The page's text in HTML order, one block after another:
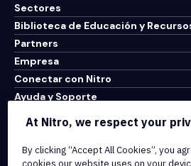
Sectores
Biblioteca de Educación y
Partners
Empresa
Conectar con Nitro
Ayuda y Soporte
Terms of Service
At Nitro, we respect your
By clicking “Accept All Cookies”, you
cookies our website uses on your